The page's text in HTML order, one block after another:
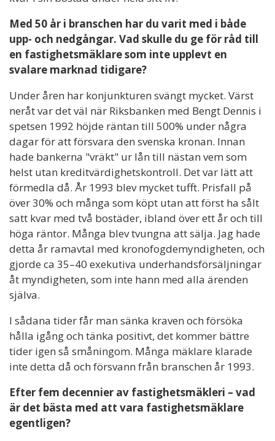
Med 50 år i branschen har du varit med i både
upp- och nedgångar. Vad skulle du ge för råd till
en fastighetsmäklare som inte upplevt en
svalare marknad tidigare?
Under åren har konjunkturen svängt mycket. Värst
neråt var det väl när Riksbanken med Bengt Dennis i
spetsen 1992 höjde räntan till 500% under några
dagar för att försvara den svenska kronan. Innan
hade bankerna "vräkt" ur lån till nästan vem som
helst utan kreditvärdighetskontroll. Det var lätt att
förmedla då. År 1993 blev mycket tufft. Prisfall på
över 30% och många som köpt utan att först ha sålt
satt kvar med två bostäder, ibland över ett år och till
höga räntor. Många blev tvungna att sälja. Jag hade
detta år ramavtal med kronofogdemyndigheten, och
gjorde ca 35–40 exekutiva underhandsförsäljningar
åt myndigheten, som inte hann med alla ärenden
själva.
I sådana tider får man sänka kraven och försöka
hålla igång och tänka positivt, det kommer bättre
tider igen så småningom. Många mäklare klarade
inte detta då och försvann från branschen år 1993.
Efter fem decennier av fastighetsmäkleri – vad
är det bästa med att vara fastighetsmäklare
egentligen?